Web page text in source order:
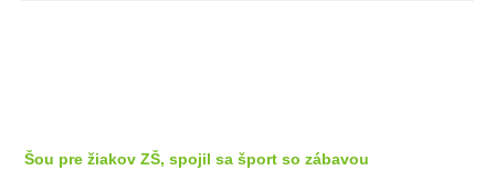
Šou pre žiakov ZŠ, spojil sa šport so zábavou